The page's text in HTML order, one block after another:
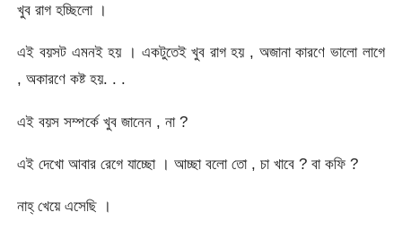
খুব রাগ হচ্ছিলো ।
এই বয়সট এমনই হয় । একটুতেই খুব রাগ হয় , অজানা কারণে ভালো লাগে
, অকারণে কষ্ট হয়. . .
এই বয়স সম্পর্কে খুব জানেন , না ?
এই দেখো আবার রেগে যাচ্ছো । আচ্ছা বলো তো , চা খাবে ? বা কফি ?
নাহ্ খেয়ে এসেছি ।